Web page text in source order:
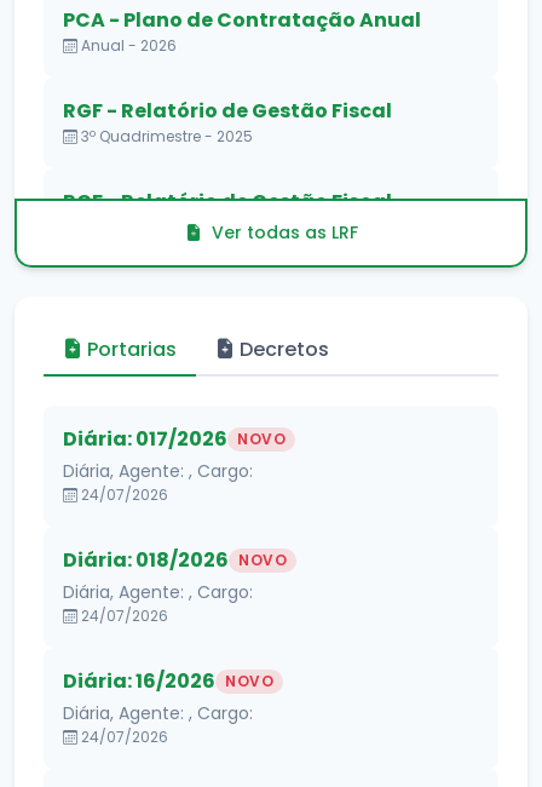
PCA - Plano de Contratação Anual
Anual - 2026
RGF - Relatório de Gestão Fiscal
3º Quadrimestre - 2025
RGF - Relatório de Gestão Fiscal
2º Quadrimestre - 2025Ver todas as LRF
Portarias Decretos
Diária: 017/2026 NOVO
Diária, Agente: , Cargo:
24/07/2026
Diária: 018/2026 NOVO
Diária, Agente: , Cargo:
24/07/2026
Diária: 16/2026 NOVO
Diária, Agente: , Cargo:
24/07/2026